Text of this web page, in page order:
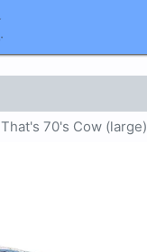
That's 70's Cow (large)